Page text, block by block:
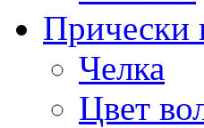
Прически
Челка
Цвет